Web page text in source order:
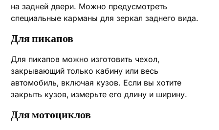
на задней двери. Можно предусмотреть
специальные карманы для зеркал заднего вида.
Для пикапов
Для пикапов можно изготовить чехол‚
закрывающий только кабину или весь
автомобиль‚ включая кузов. Если вы хотите
закрыть кузов‚ измерьте его длину и ширину.
Для мотоциклов